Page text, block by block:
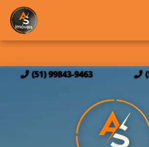
(51) 99843-9463